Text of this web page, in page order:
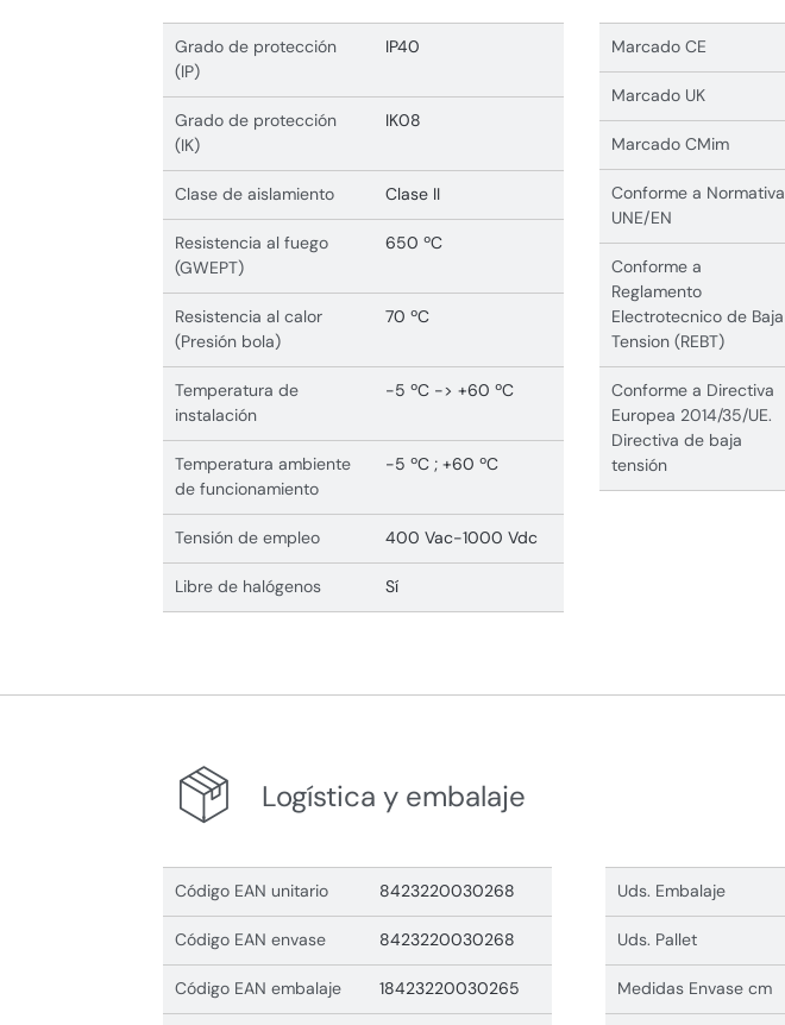
Grado de protección
(IP)
IP40
Grado de protección
(IK)
IK08
Clase de aislamiento Clase II
Resistencia al fuego
(GWEPT)
650 ºC
Resistencia al calor
(Presión bola)
70 ºC
Temperatura de
instalación
-5 ºC -> +60 ºC
Temperatura ambiente
de funcionamiento
-5 ºC ; +60 ºC
Tensión de empleo 400 Vac-1000 Vdc
Libre de halógenos Sí
Marcado CE
Marcado UK
Marcado CMim
Conforme a Normativa
UNE/EN
Conforme a
Reglamento
Electrotecnico de Baja
Tension (REBT)
Conforme a Directiva
Europea 2014/35/UE.
Directiva de baja
tensión
Logística y embalaje
Código EAN unitario 8423220030268
Código EAN envase 8423220030268
Código EAN embalaje 18423220030265
Uds. Embalaje
Uds. Pallet
Medidas Envase cm